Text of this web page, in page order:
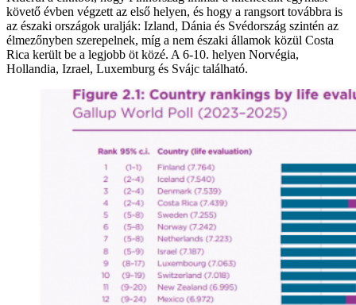
követő évben végzett az első helyen, és hogy a rangsort továbbra is
az északi országok uralják: Izland, Dánia és Svédország szintén az
élmezőnyben szerepelnek, míg a nem északi államok közül Costa
Rica került be a legjobb öt közé. A 6-10. helyen Norvégia,
Hollandia, Izrael, Luxemburg és Svájc található.